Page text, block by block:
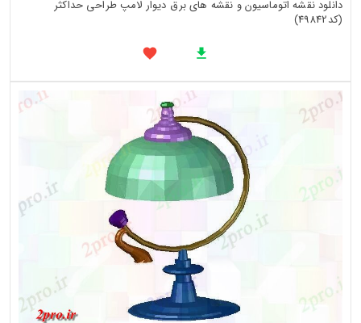
دانلود نقشه اتوماسیون و نقشه های برق دیوار لامپ طراحی حداکثر
(کد49842)